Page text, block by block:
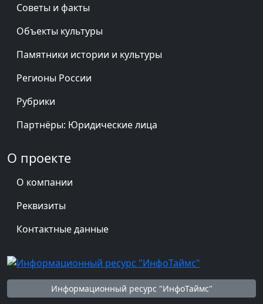
Советы и факты
Объекты культуры
Памятники истории и культуры
Регионы России
Рубрики
Партнёры: Юридические лица
О проекте
О компании
Реквизиты
Контактные данные
Информационный ресурс "ИнфоТаймс"